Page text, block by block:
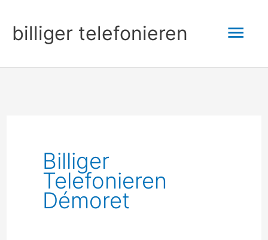
Inhalt
springen
billiger telefonieren
Billiger
Telefonieren
Démoret